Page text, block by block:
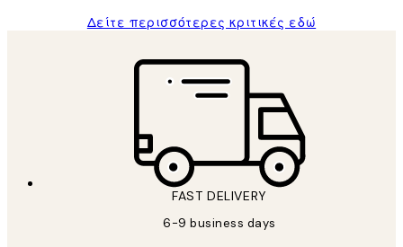
Δείτε περισσότερες κριτικές εδώ
FAST DELIVERY
6-9 business days